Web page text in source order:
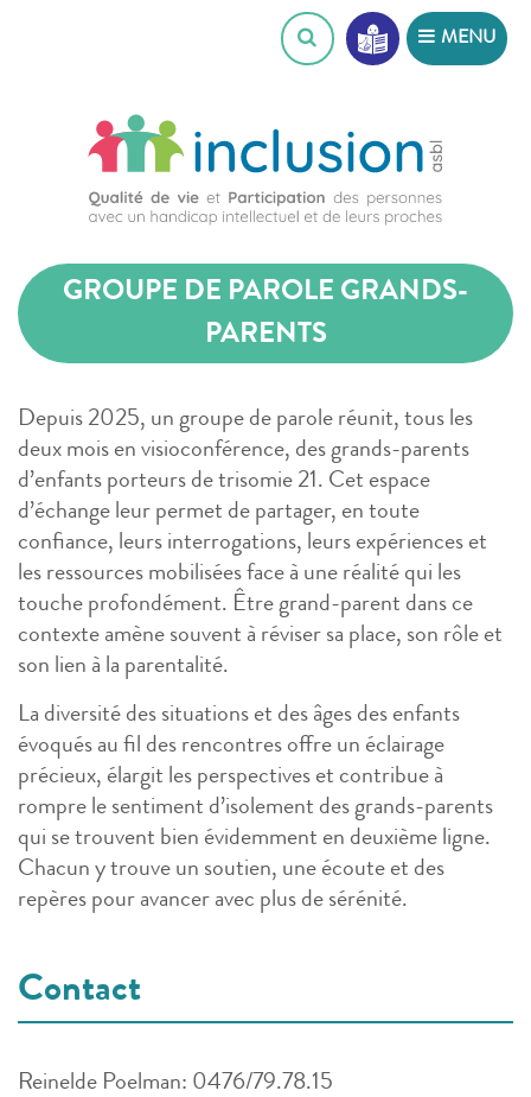
MENU
GROUPE DE PAROLE GRANDS-
PARENTS
Depuis 2025, un groupe de parole réunit, tous les
deux mois en visioconférence, des grands-parents
d’enfants porteurs de trisomie 21. Cet espace
d’échange leur permet de partager, en toute
confiance, leurs interrogations, leurs expériences et
les ressources mobilisées face à une réalité qui les
touche profondément. Être grand-parent dans ce
contexte amène souvent à réviser sa place, son rôle et
son lien à la parentalité.
La diversité des situations et des âges des enfants
évoqués au fil des rencontres offre un éclairage
précieux, élargit les perspectives et contribue à
rompre le sentiment d’isolement des grands-parents
qui se trouvent bien évidemment en deuxième ligne.
Chacun y trouve un soutien, une écoute et des
repères pour avancer avec plus de sérénité.
Contact
Reinelde Poelman: 0476/79.78.15